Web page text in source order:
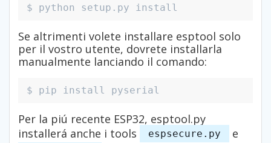
$ python setup.py install
Se altrimenti volete installare esptool solo
per il vostro utente, dovrete installarla
manualmente lanciando il comando:
$ pip install pyserial
Per la piú recente ESP32, esptool.py
installerá anche i tools
espsecure.py e